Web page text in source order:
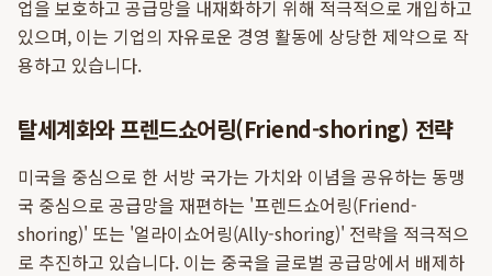
업을 보호하고 공급망을 내재화하기 위해 적극적으로 개입하고
있으며, 이는 기업의 자유로운 경영 활동에 상당한 제약으로 작
용하고 있습니다.
탈세계화와 프렌드쇼어링(Friend-shoring) 전략
미국을 중심으로 한 서방 국가는 가치와 이념을 공유하는 동맹
국 중심으로 공급망을 재편하는 '프렌드쇼어링(Friend-
shoring)' 또는 '얼라이쇼어링(Ally-shoring)' 전략을 적극적으
로 추진하고 있습니다. 이는 중국을 글로벌 공급망에서 배제하